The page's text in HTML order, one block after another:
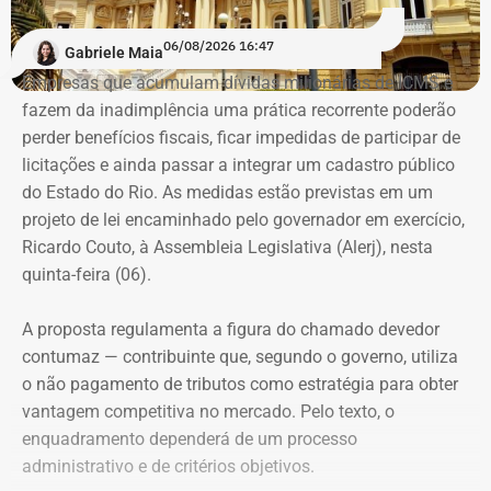
“A ideia de dar aulas especificas para mulheres se
defenderem de casos de violência surgiu do encontro
entre a prática do esporte e a observação de uma
demanda real do cotidiano feminino. O principal gatilho
que muitas sentem é a constatação do medo. Por isso, os
treinamentos vão além dos socos. O foco principal é a
consciência situacional e a capacidade de reação rápida
antes mesmo que o contato físico aconteça”, comenta.
Evolução do patrimônio declarado por Fred Pacheco à Justiça Eleitoral
entre 2012 e 2026, em valores nominais e corrigidos pela inflação (IPCA) –
Tabela: Imagem gerada por IA
Apesar da recuperação, o valor ainda está 16,3% abaixo,
Quando a comparação é feita em valores corrigidos pela
inflação, a diferença chega a 30,1%.
Patrimônio de Fred Pacheco é
composto em sua maioria por
Gabriele Maia06/08/2026 16:47
Empresas que acumulam dívidas milionárias de ICMS e
fazem da inadimplência uma prática recorrente poderão
perder benefícios fiscais, ficar impedidas de participar de
licitações e ainda passar a integrar um cadastro público
do Estado do Rio. As medidas estão previstas em um
projeto de lei encaminhado pelo governador em exercício,
Ricardo Couto, à Assembleia Legislativa (Alerj), nesta
quinta-feira (06).
A proposta regulamenta a figura do chamado devedor
contumaz — contribuinte que, segundo o governo, utiliza
o não pagamento de tributos como estratégia para obter
vantagem competitiva no mercado. Pelo texto, o
enquadramento dependerá de um processo
administrativo e de critérios objetivos.